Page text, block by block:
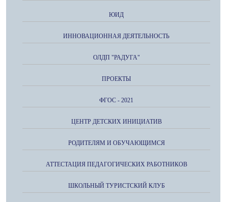
ЮИД
ИННОВАЦИОННАЯ ДЕЯТЕЛЬНОСТЬ
ОЛДП "РАДУГА"
ПРОЕКТЫ
ФГОС - 2021
ЦЕНТР ДЕТСКИХ ИНИЦИАТИВ
РОДИТЕЛЯМ И ОБУЧАЮЩИМСЯ
АТТЕСТАЦИЯ ПЕДАГОГИЧЕСКИХ РАБОТНИКОВ
ШКОЛЬНЫЙ ТУРИСТСКИЙ КЛУБ